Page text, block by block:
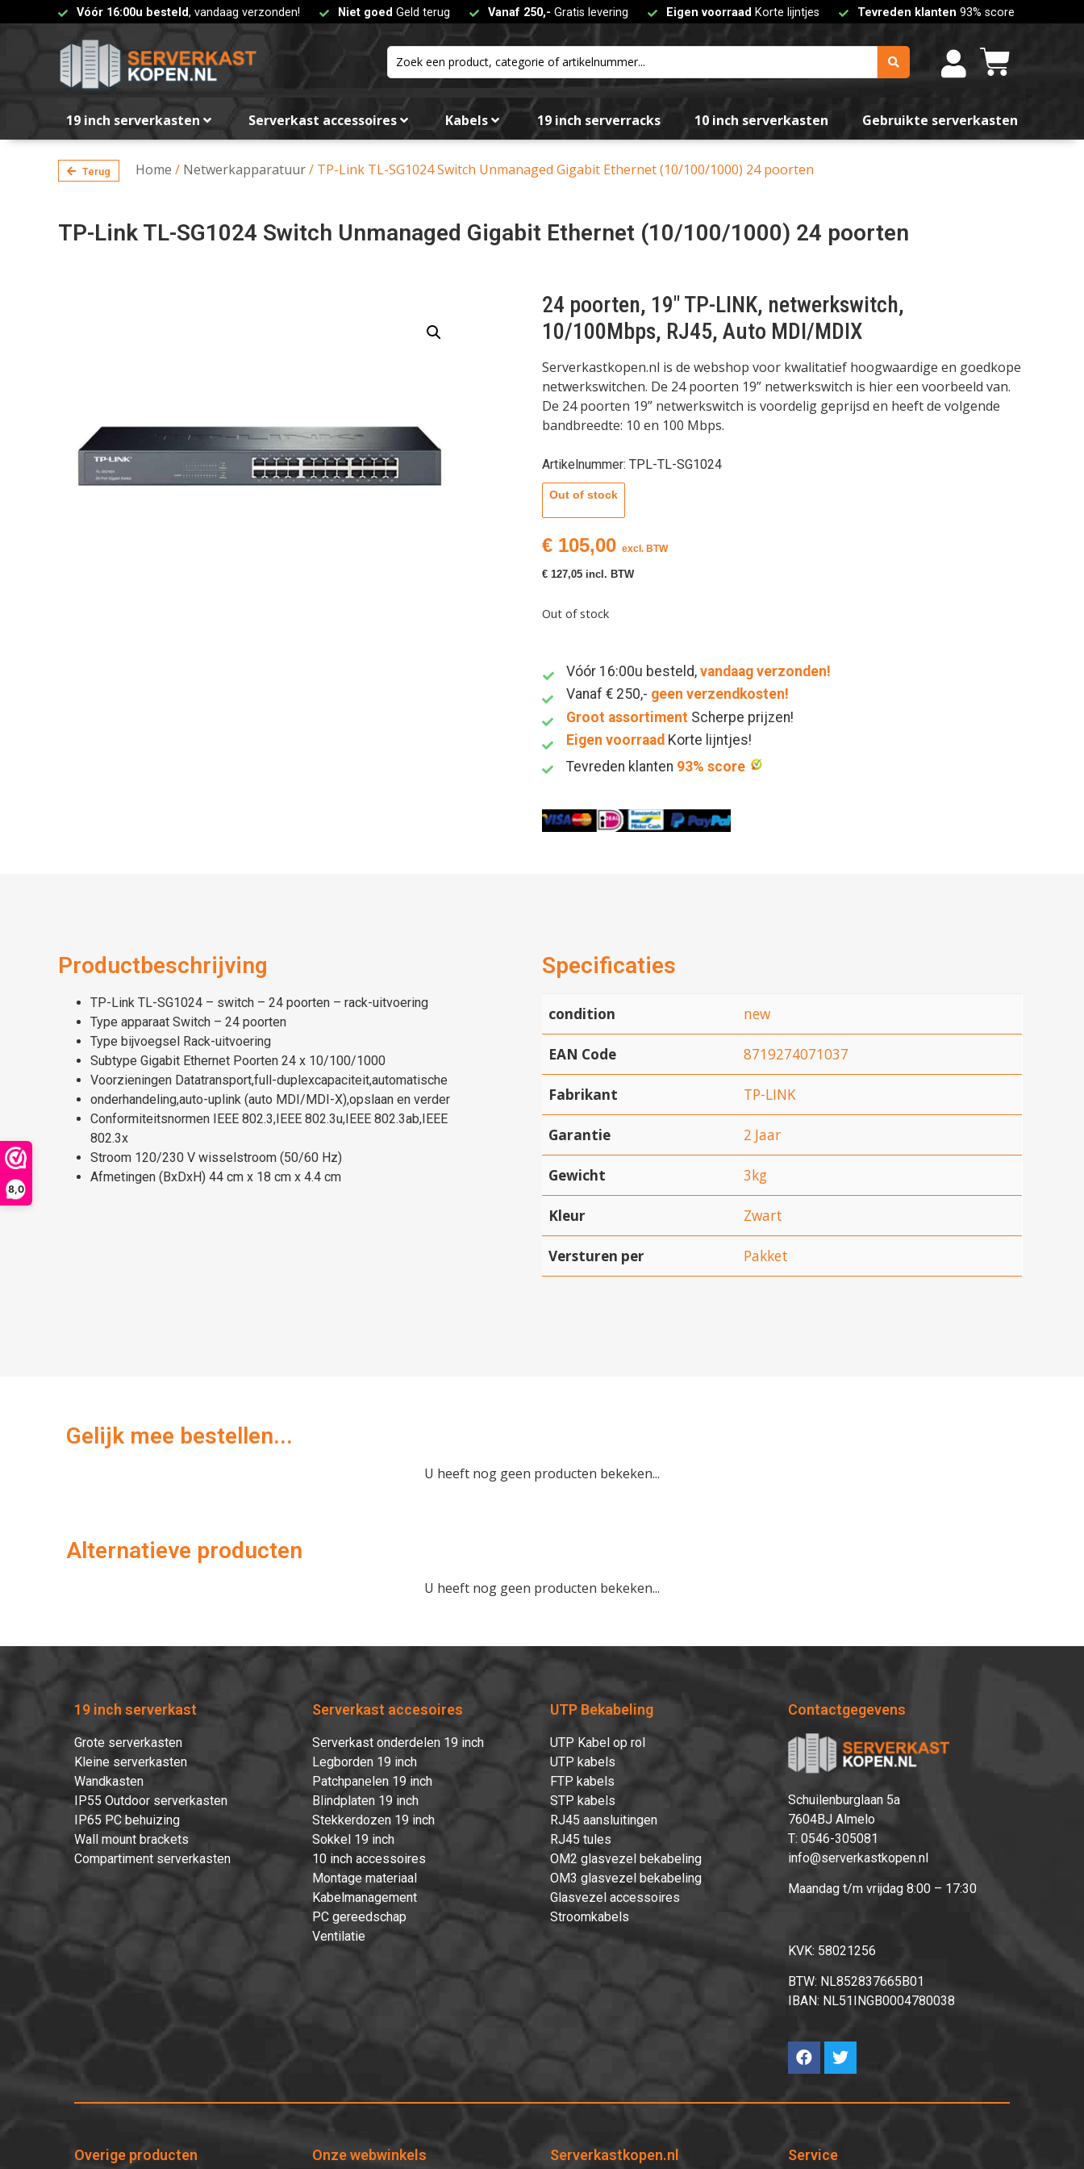
8,0
Vóór 16:00u besteld, vandaag verzonden! Niet goed Geld terug Vanaf 250,- Gratis levering Eigen voorraad Korte lijntjes Tevreden klanten 93% score
19 inch serverkasten Serverkast accessoires Kabels 19 inch serverracks 10 inch serverkasten Gebruikte serverkasten
Terug Home / Netwerkapparatuur/ TP-Link TL-SG1024 Switch Unmanaged Gigabit Ethernet (10/100/1000) 24 poorten
TP-Link TL-SG1024 Switch Unmanaged Gigabit Ethernet (10/100/1000) 24 poorten
24 poorten, 19″ TP-LINK, netwerkswitch,
10/100Mbps, RJ45, Auto MDI/MDIX
Serverkastkopen.nl is de webshop voor kwalitatief hoogwaardige en goedkope
netwerkswitchen. De 24 poorten 19” netwerkswitch is hier een voorbeeld van.
De 24 poorten 19” netwerkswitch is voordelig geprijsd en heeft de volgende
bandbreedte: 10 en 100 Mbps.
Artikelnummer: TPL-TL-SG1024
Out of stock
€ 105,00 excl. BTW
€ 127,05 incl. BTW
Out of stock
Vóór 16:00u besteld, vandaag verzonden!
Vanaf € 250,- geen verzendkosten!
Groot assortiment Scherpe prijzen!
Eigen voorraad Korte lijntjes!
Tevreden klanten 93% score
Productbeschrijving
TP-Link TL-SG1024 – switch – 24 poorten – rack-uitvoering
Type apparaat Switch – 24 poorten
Type bijvoegsel Rack-uitvoering
Subtype Gigabit Ethernet Poorten 24 x 10/100/1000
Voorzieningen Datatransport,full-duplexcapaciteit,automatische
onderhandeling,auto-uplink (auto MDI/MDI-X),opslaan en verder
Conformiteitsnormen IEEE 802.3,IEEE 802.3u,IEEE 802.3ab,IEEE
802.3x
Stroom 120/230 V wisselstroom (50/60 Hz)
Afmetingen (BxDxH) 44 cm x 18 cm x 4.4 cm
Specificaties
condition new
EAN Code 8719274071037
Fabrikant TP-LINK
Garantie 2 Jaar
Gewicht 3kg
Kleur Zwart
Versturen per Pakket
Gelijk mee bestellen...
U heeft nog geen producten bekeken...
Alternatieve producten
U heeft nog geen producten bekeken...
19 inch serverkast
Grote serverkasten
Kleine serverkasten
Wandkasten
IP55 Outdoor serverkasten
IP65 PC behuizing
Wall mount brackets
Compartiment serverkasten
Serverkast accesoires
Serverkast onderdelen 19 inch
Legborden 19 inch
Patchpanelen 19 inch
Blindplaten 19 inch
Stekkerdozen 19 inch
Sokkel 19 inch
10 inch accessoires
Montage materiaal
Kabelmanagement
PC gereedschap
Ventilatie
UTP Bekabeling
UTP Kabel op rol
UTP kabels
FTP kabels
STP kabels
RJ45 aansluitingen
RJ45 tules
OM2 glasvezel bekabeling
OM3 glasvezel bekabeling
Glasvezel accessoires
Stroomkabels
Contactgegevens
Schuilenburglaan 5a
7604BJ Almelo
T: 0546-305081
info@serverkastkopen.nl
Maandag t/m vrijdag 8:00 – 17:30
KVK: 58021256
BTW: NL852837665B01
IBAN: NL51INGB0004780038
Overige producten Onze webwinkels Serverkastkopen.nl Service
Hartelijk dank!
Dit product is succesvol toegevoegd aan uw winkelwagen!